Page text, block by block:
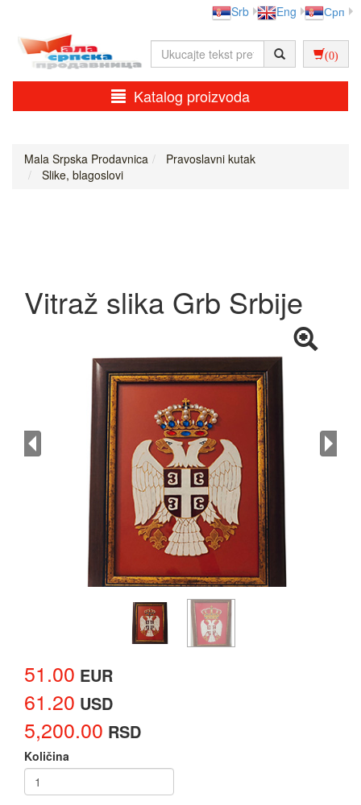
Srb Eng Срп
(0)
Katalog proizvoda
Mala Srpska Prodavnica
Pravoslavni kutak
Slike, blagoslovi
Vitraž slika Grb Srbije
51.00 EUR
61.20 USD
5,200.00 RSD
Količina